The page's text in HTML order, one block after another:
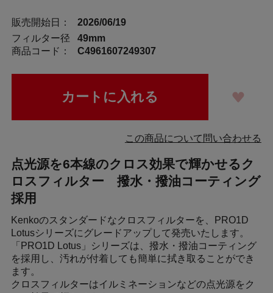
販売開始日：
2026/06/19
フィルター径
49mm
商品コード：
C4961607249307
この商品について問い合わせる
点光源を6本線のクロス効果で輝かせるク
ロスフィルター 撥水・撥油コーティング
採用
Kenkoのスタンダードなクロスフィルターを、PRO1D
Lotusシリーズにグレードアップして発売いたします。
「PRO1D Lotus」シリーズは、撥水・撥油コーティング
を採用し、汚れが付着しても簡単に拭き取ることができ
ます。
クロスフィルターはイルミネーションなどの点光源をク